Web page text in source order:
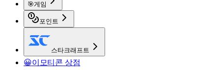
🎯게임
포인트
스타크래프트
😀이모티콘 상점